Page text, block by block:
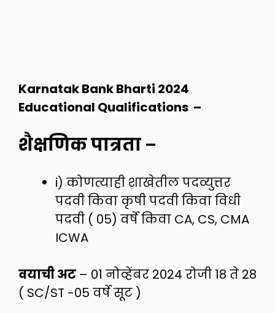
Karnatak Bank Bharti 2024
Educational Qualifications –
शैक्षणिक पात्रता –
i) कोणत्याही शाखेतील पदव्युत्तर
पदवी किवा कृषी पदवी किवा विधी
पदवी ( 05) वर्षे किवा CA, CS, CMA
ICWA
वयाची अट – 01 नोव्हेंबर 2024 रोजी 18 ते 28
( SC/ST -05 वर्षे सूट )